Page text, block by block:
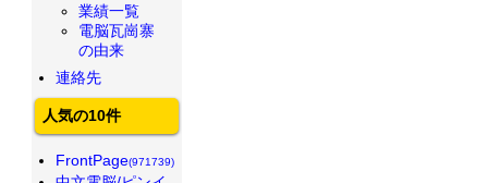
業績一覧
電脳瓦崗寨
の由来
連絡先
人気の10件
FrontPage(971739)